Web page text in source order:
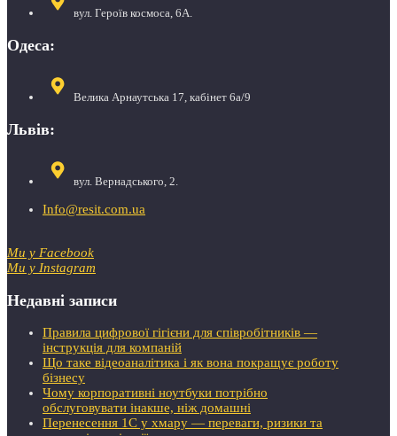
вул. Героїв космоса, 6А.
Одеса:
Велика Арнаутська 17, кабінет 6а/9
Львів:
вул. Вернадського, 2.
Info@resit.com.ua
Ми у Facebook
Ми у Instagram
Недавні записи
Правила цифрової гігієни для співробітників —
інструкція для компаній
Що таке відеоаналітика і як вона покращує роботу
бізнесу
Чому корпоративні ноутбуки потрібно
обслуговувати інакше, ніж домашні
Перенесення 1С у хмару — переваги, ризики та